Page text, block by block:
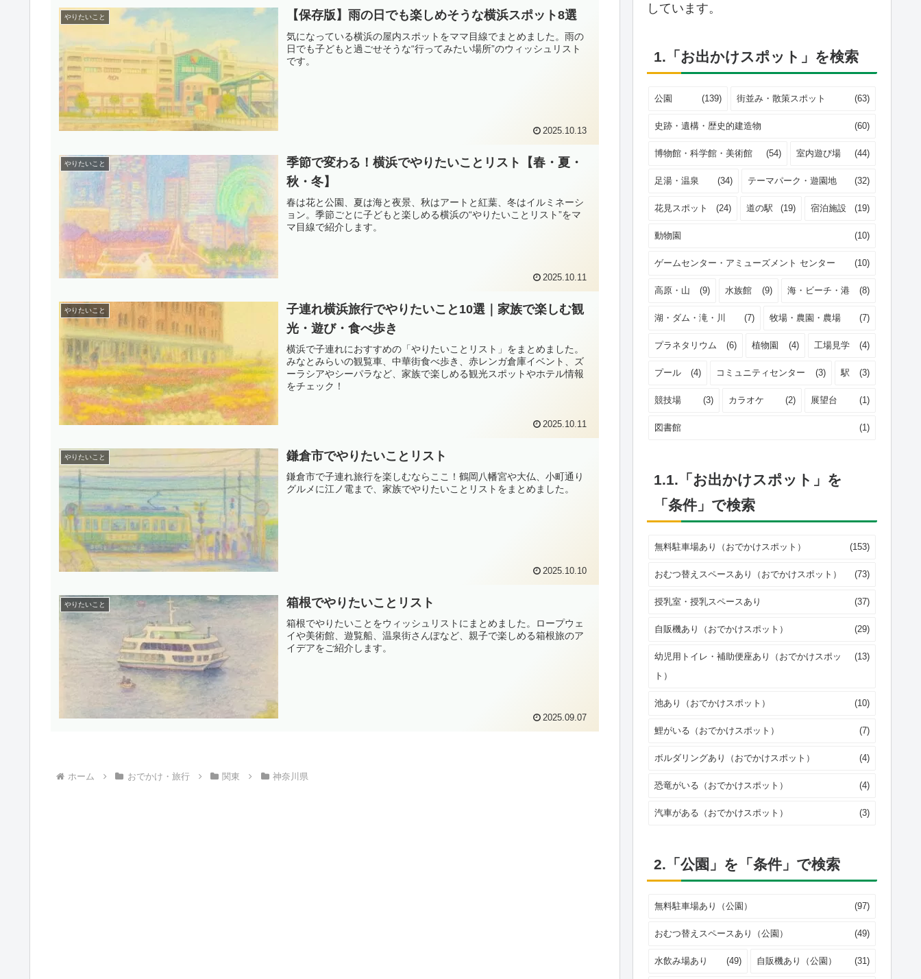
やりたいこと 【保存版】雨の日でも楽しめそうな横浜スポット8選
気になっている横浜の屋内スポットをママ目線でまとめました。雨の
日でも子どもと過ごせそうな“行ってみたい場所”のウィッシュリスト
です。
2025.10.13
やりたいこと
季節で変わる！横浜でやりたいことリスト【春・夏・
秋・冬】
春は花と公園、夏は海と夜景、秋はアートと紅葉、冬はイルミネーシ
ョン。季節ごとに子どもと楽しめる横浜の“やりたいことリスト”をマ
マ目線で紹介します。
2025.10.11
やりたいこと
子連れ横浜旅行でやりたいこと10選｜家族で楽しむ観
光・遊び・食べ歩き
横浜で子連れにおすすめの「やりたいことリスト」をまとめました。
みなとみらいの観覧車、中華街食べ歩き、赤レンガ倉庫イベント、ズ
ーラシアやシーパラなど、家族で楽しめる観光スポットやホテル情報
をチェック！
2025.10.11
やりたいこと 鎌倉市でやりたいことリスト
鎌倉市で子連れ旅行を楽しむならここ！鶴岡八幡宮や大仏、小町通り
グルメに江ノ電まで、家族でやりたいことリストをまとめました。
2025.10.10
やりたいこと 箱根でやりたいことリスト
箱根でやりたいことをウィッシュリストにまとめました。ロープウェ
イや美術館、遊覧船、温泉街さんぽなど、親子で楽しめる箱根旅のア
イデアをご紹介します。
2025.09.07
ホーム おでかけ・旅行 関東 神奈川県
しています。
1.「お出かけスポット」を検索
公園 (139) 街並み・散策スポット (63)
史跡・遺構・歴史的建造物 (60)
博物館・科学館・美術館 (54) 室内遊び場 (44)
足湯・温泉 (34) テーマパーク・遊園地 (32)
花見スポット (24) 道の駅 (19) 宿泊施設 (19)
動物園 (10)
ゲームセンター・アミューズメント センター (10)
高原・山 (9) 水族館 (9) 海・ビーチ・港 (8)
湖・ダム・滝・川 (7) 牧場・農園・農場 (7)
プラネタリウム (6) 植物園 (4) 工場見学 (4)
プール (4) コミュニティセンター (3) 駅 (3)
競技場 (3) カラオケ (2) 展望台 (1)
図書館 (1)
1.1.「お出かけスポット」を
「条件」で検索
無料駐車場あり（おでかけスポット） (153)
おむつ替えスペースあり（おでかけスポット） (73)
授乳室・授乳スペースあり (37)
自販機あり（おでかけスポット） (29)
幼児用トイレ・補助便座あり（おでかけスポッ
ト）
(13)
池あり（おでかけスポット） (10)
鯉がいる（おでかけスポット） (7)
ボルダリングあり（おでかけスポット） (4)
恐竜がいる（おでかけスポット） (4)
汽車がある（おでかけスポット） (3)
2.「公園」を「条件」で検索
無料駐車場あり（公園） (97)
おむつ替えスペースあり（公園） (49)
水飲み場あり (49) 自販機あり（公園） (31)